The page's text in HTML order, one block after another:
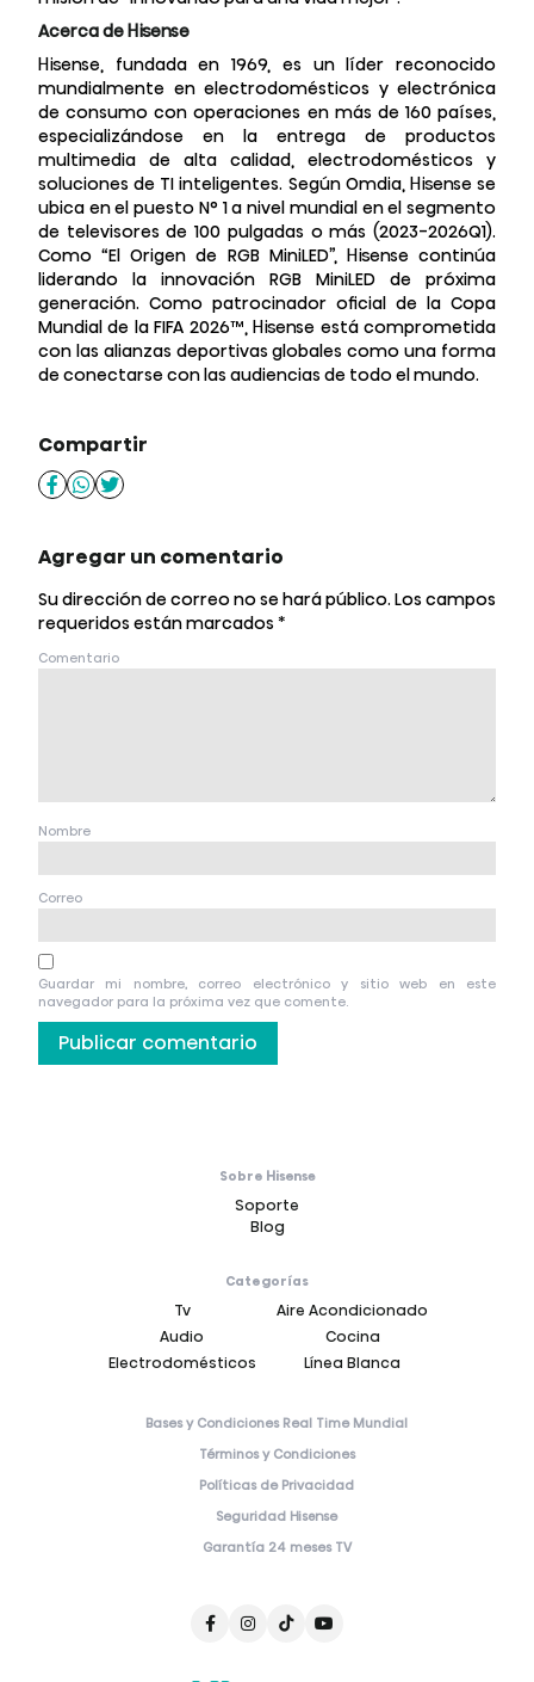
Acerca de Hisense
Hisense, fundada en 1969, es un líder reconocido
mundialmente en electrodomésticos y electrónica
de consumo con operaciones en más de 160 países,
especializándose en la entrega de productos
multimedia de alta calidad, electrodomésticos y
soluciones de TI inteligentes. Según Omdia, Hisense se
ubica en el puesto N° 1 a nivel mundial en el segmento
de televisores de 100 pulgadas o más (2023-2026Q1).
Como “El Origen de RGB MiniLED”, Hisense continúa
liderando la innovación RGB MiniLED de próxima
generación. Como patrocinador oficial de la Copa
Mundial de la FIFA 2026™, Hisense está comprometida
con las alianzas deportivas globales como una forma
de conectarse con las audiencias de todo el mundo.
Compartir
Agregar un comentario
Su dirección de correo no se hará público. Los campos
requeridos están marcados *
Comentario
Nombre
Correo
Guardar mi nombre, correo electrónico y sitio web en este
navegador para la próxima vez que comente.
Sobre Hisense
Soporte
Blog
Categorías
Tv
Aire Acondicionado
Audio
Cocina
Electrodomésticos
Línea Blanca
Bases y Condiciones Real Time Mundial
Términos y Condiciones
Políticas de Privacidad
Seguridad Hisense
Garantía 24 meses TV